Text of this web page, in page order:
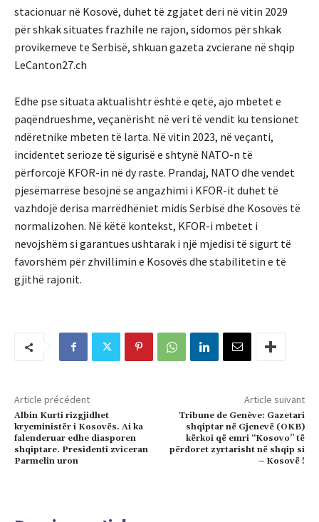
stacionuar në Kosovë, duhet të zgjatet deri në vitin 2029
për shkak situates frazhile ne rajon, sidomos për shkak
provikemeve te Serbisë, shkuan gazeta zvcierane në shqip
LeCanton27.ch
Edhe pse situata aktualishtr është e qetë, ajo mbetet e
paqëndrueshme, veçanërisht në veri të vendit ku tensionet
ndëretnike mbeten të larta. Në vitin 2023, në veçanti,
incidentet serioze të sigurisë e shtynë NATO-n të
përforcojë KFOR-in në dy raste. Prandaj, NATO dhe vendet
pjesëmarrëse besojnë se angazhimi i KFOR-it duhet të
vazhdojë derisa marrëdhëniet midis Serbisë dhe Kosovës të
normalizohen. Në këtë kontekst, KFOR-i mbetet i
nevojshëm si garantues ushtarak i një mjedisi të sigurt të
favorshëm për zhvillimin e Kosovës dhe stabilitetin e të
gjithë rajonit.
Article précédent
Albin Kurti rizgjidhet
kryeministër i Kosovës. Ai ka
falenderuar edhe diasporen
shqiptare. Presidenti zviceran
Parmelin uron
Article suivant
Tribune de Genève: Gazetari
shqiptar në Gjenevë (OKB)
kërkoi që emri “Kosovo” të
përdoret zyrtarisht në shqip si
– Kosovë !